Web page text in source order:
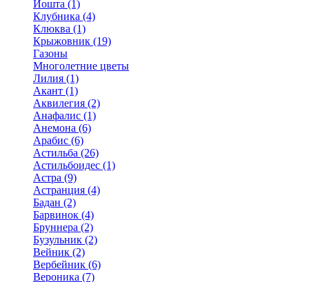
Йошта (1)
Клубника (4)
Клюква (1)
Крыжовник (19)
Газоны
Многолетние цветы
Лилия (1)
Акант (1)
Аквилегия (2)
Анафалис (1)
Анемона (6)
Арабис (6)
Астильба (26)
Астильбоидес (1)
Астра (9)
Астранция (4)
Бадан (2)
Барвинок (4)
Бруннера (2)
Бузульник (2)
Вейник (2)
Вербейник (6)
Вероника (7)